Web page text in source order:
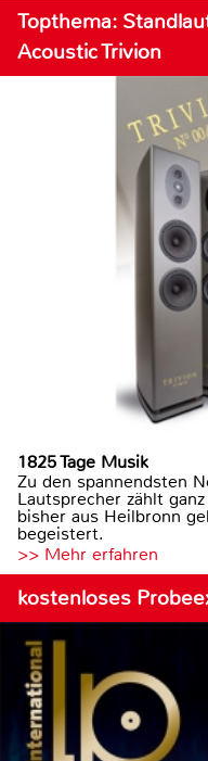
Topthema:
Acoustic Trivion
1825 Tage Musik
Zu den spannendsten
Lautsprecher zählt
bisher aus Heilbronn
begeistert.
>> Mehr erfahren
kostenloses